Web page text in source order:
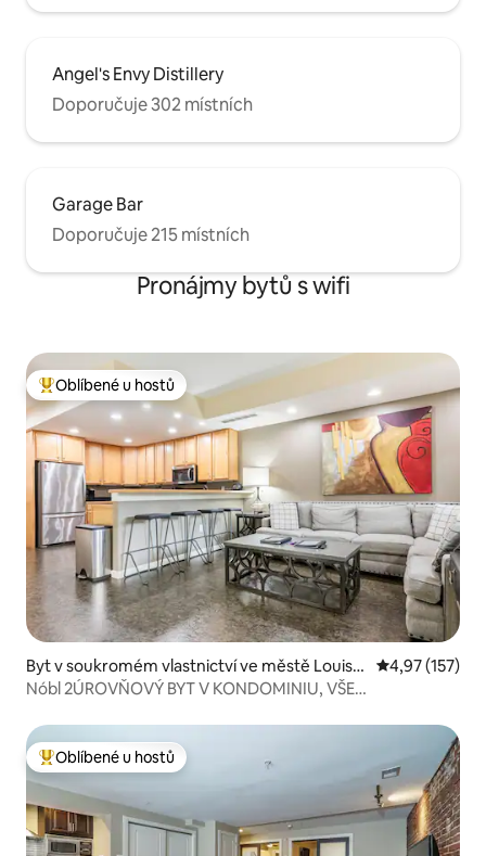
Angel's Envy Distillery
Doporučuje 302 místních
Garage Bar
Doporučuje 215 místních
Pronájmy bytů s wifi
Nejlepší v kategorii Oblíbené u hostů
Oblíbené u hostů
Byt v soukromém vlastnictví ve městě Louisvil
le
Průměrné
4,97 (157)
Nóbl 2ÚROVŇOVÝ BYT V KONDOMINIU, VŠE
Nejlepší v kategorii Oblíbené u hostů
Oblíbené u hostů